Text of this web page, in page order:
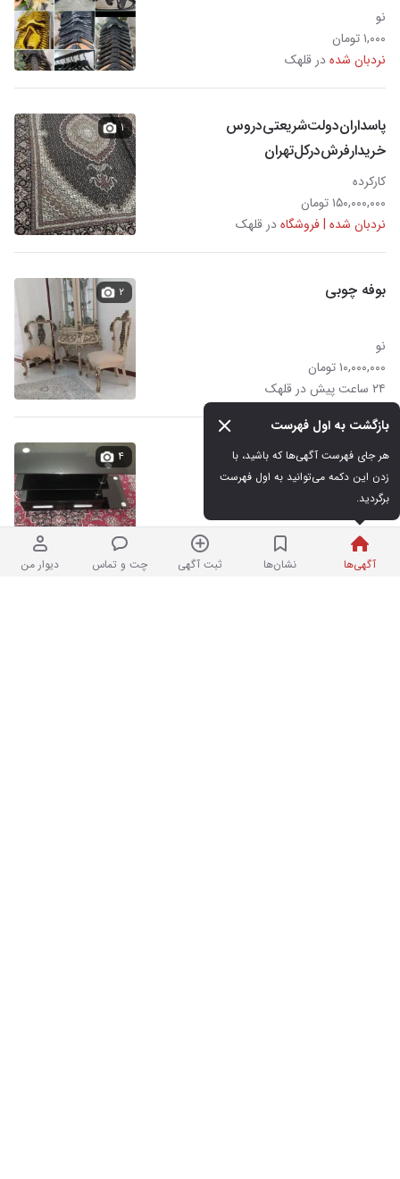
آگهی‌ها
بازگشت به اول فهرست
برگردید.
نشان‌ها ثبت آگهی چت و تماس دیوار من
نو
۱,۰۰۰ تومان
نردبان شدهدر قلهک
پاسداران‌‌‌دولت‌شریعتی‌دروس
خریدار‌فرش‌در‌کل‌تهران
کارکرده
۱۵۰,۰۰۰,۰۰۰ تومان
نردبان شده | فروشگاهدر قلهک
۱
بوفه چوبی
نو
۱۰,۰۰۰,۰۰۰ تومان
۲۴ ساعت پیش در قلهک
۲
میز تلویزیون
در حد نو
۴,۰۰۰,۰۰۰ تومان
دیروز در قلهک
۴